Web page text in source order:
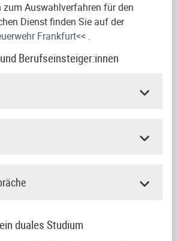
Auswahlverfahren für den
Dienst finden Sie auf der
Frankfurt<< .
Berufseinsteiger:innen
duales Studium